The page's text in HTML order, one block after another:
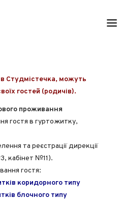
Студмістечка, можуть
гостей (родичів).
проживання
гостя в гуртожитку,
та реєстрації дирекції
кабінет №11).
гостя:
коридорного типу
блочного типу